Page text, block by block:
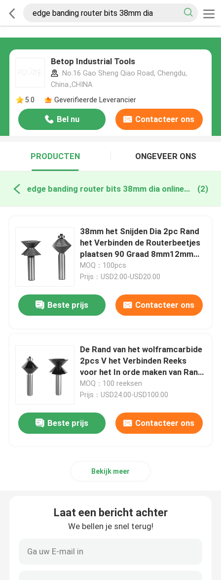
Betop Industrial Tools
No.16 Gao Sheng Qiao Road, Chengdu,
China.,CHINA
5.0
Geverifieerde Leverancier
Bel nu Contacteer ons
PRODUCTEN ONGEVEER ONS
edge banding router bits 38mm dia online fabricage (2)
38mm het Snijden Dia 2pc Rand
het Verbinden de Routerbeetjes
plaatsen 90 Graad 8mm12mm
Steel Dia
MOQ：100pcs
Prijs：USD2.00-USD20.00
Beste prijs Contacteer ons
De Rand van het wolframcarbide
2pcs V het Verbinden Reeks
voor het In orde maken van Rand
1/2“ Steel
MOQ：100 reeksen
Prijs：USD24.00-USD100.00
Beste prijs Contacteer ons
Bekijk meer
Laat een bericht achter
We bellen je snel terug!